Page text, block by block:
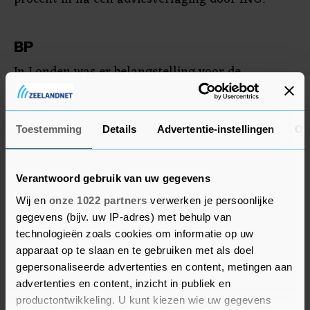
Toestemming Details Advertentie-instellingen
Verantwoord gebruik van uw gegevens
Wij en onze 1022 partners verwerken je persoonlijke
gegevens (bijv. uw IP-adres) met behulp van
technologieën zoals cookies om informatie op uw
apparaat op te slaan en te gebruiken met als doel
gepersonaliseerde advertenties en content, metingen aan
advertenties en content, inzicht in publiek en
productontwikkeling. U kunt kiezen wie uw gegevens
BP
In Londen was er belangstelling voor de
resultaten van olie- en gasconcern BP. De
nettowinst van het Britse bedrijf is in het tweede
kwartaal verdrievoudigd ten opzichte van vorig
jaar dankzij de hoge prijzen voor energie. BP
kondigde aan het dividend te verhogen en meer
eigen aandelen in te kopen. Het aandeel werd
desondanks 1,1 procent lager gezet.
Op de beurs in Kopenhagen ging de Deense
containerrederij en vrachtvervoerder A.P. Møller-
Maersk 1,6 procent vooruit. De financiële
prestaties in het tweede kwartaal lagen boven de